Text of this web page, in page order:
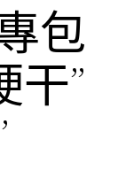
包
干”